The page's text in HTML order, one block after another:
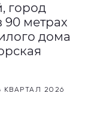
город
метрах
дома
КВАРТАЛ 2026